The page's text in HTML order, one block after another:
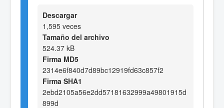
Descargar
1,595 veces
Tamaño del archivo
524.37 kB
Firma MD5
2314e6f840d7d89bc12919fd63c857f2
Firma SHA1
2ebd2105a56e2dd57181632999a49801915d
899d